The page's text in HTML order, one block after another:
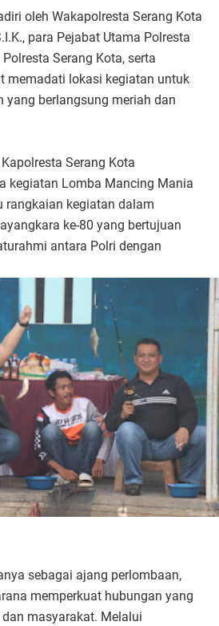
oleh Wakapolresta Serang Kota
para Pejabat Utama Polresta
Serang Kota, serta
memadati lokasi kegiatan untuk
yang berlangsung meriah dan
Serang Kota
kegiatan Lomba Mancing Mania
rangkaian kegiatan dalam
ke-80 yang bertujuan
antara Polri dengan
sebagai ajang perlombaan,
memperkuat hubungan yang
masyarakat. Melalui